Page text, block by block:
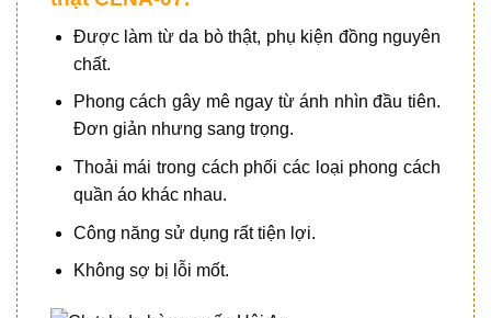
Được làm từ da bò thật, phụ kiện đồng nguyên
chất.
Phong cách gây mê ngay từ ánh nhìn đầu tiên.
Đơn giản nhưng sang trọng.
Thoải mái trong cách phối các loại phong cách
quần áo khác nhau.
Công năng sử dụng rất tiện lợi.
Không sợ bị lỗi mốt.